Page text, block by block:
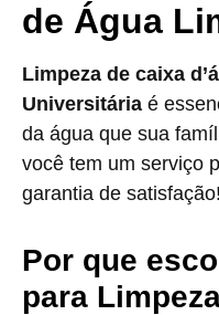
de Água
Limpeza de caixa
Universitária é
da água que sua
você tem um serviço
garantia de satisfação!
Por que
para